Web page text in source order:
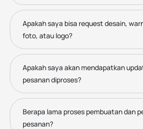
Apakah saya bisa request desain,
foto, atau logo?
Apakah saya akan mendapatkan
pesanan diproses?
Berapa lama proses pembuatan dan
pesanan?